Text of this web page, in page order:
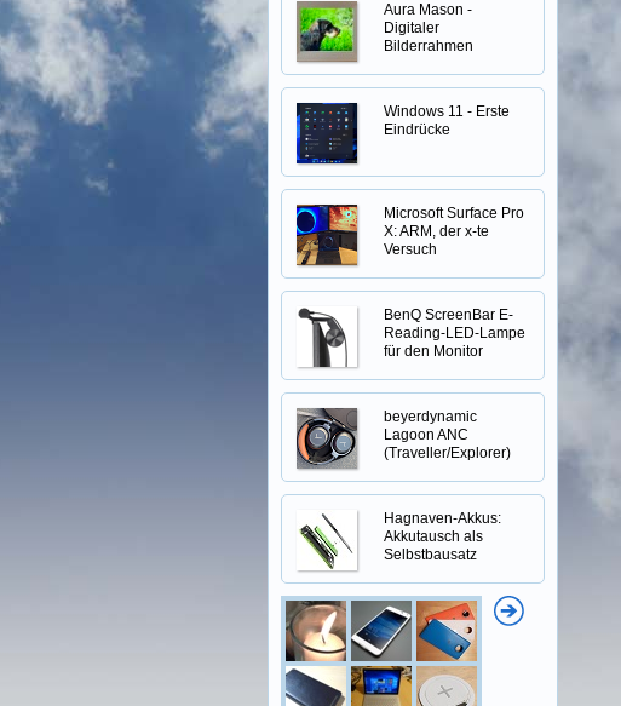
Aura Mason -
Digitaler
Bilderrahmen
Windows 11 - Erste
Eindrücke
Microsoft Surface Pro
X: ARM, der x-te
Versuch
BenQ ScreenBar E-
Reading-LED-Lampe
für den Monitor
beyerdynamic
Lagoon ANC
(Traveller/Explorer)
Hagnaven-Akkus:
Akkutausch als
Selbstbausatz